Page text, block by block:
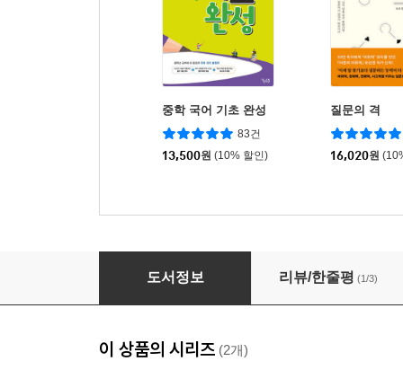
중학 국어 기초 완성
83건
13,500원 (10% 할인)
질문의 격
16,020원
메가스터디 E실전 N제 문학 138제 (2025년)
도서정보 리뷰/한줄평 (1/3)
이 상품의 시리즈 (2개)